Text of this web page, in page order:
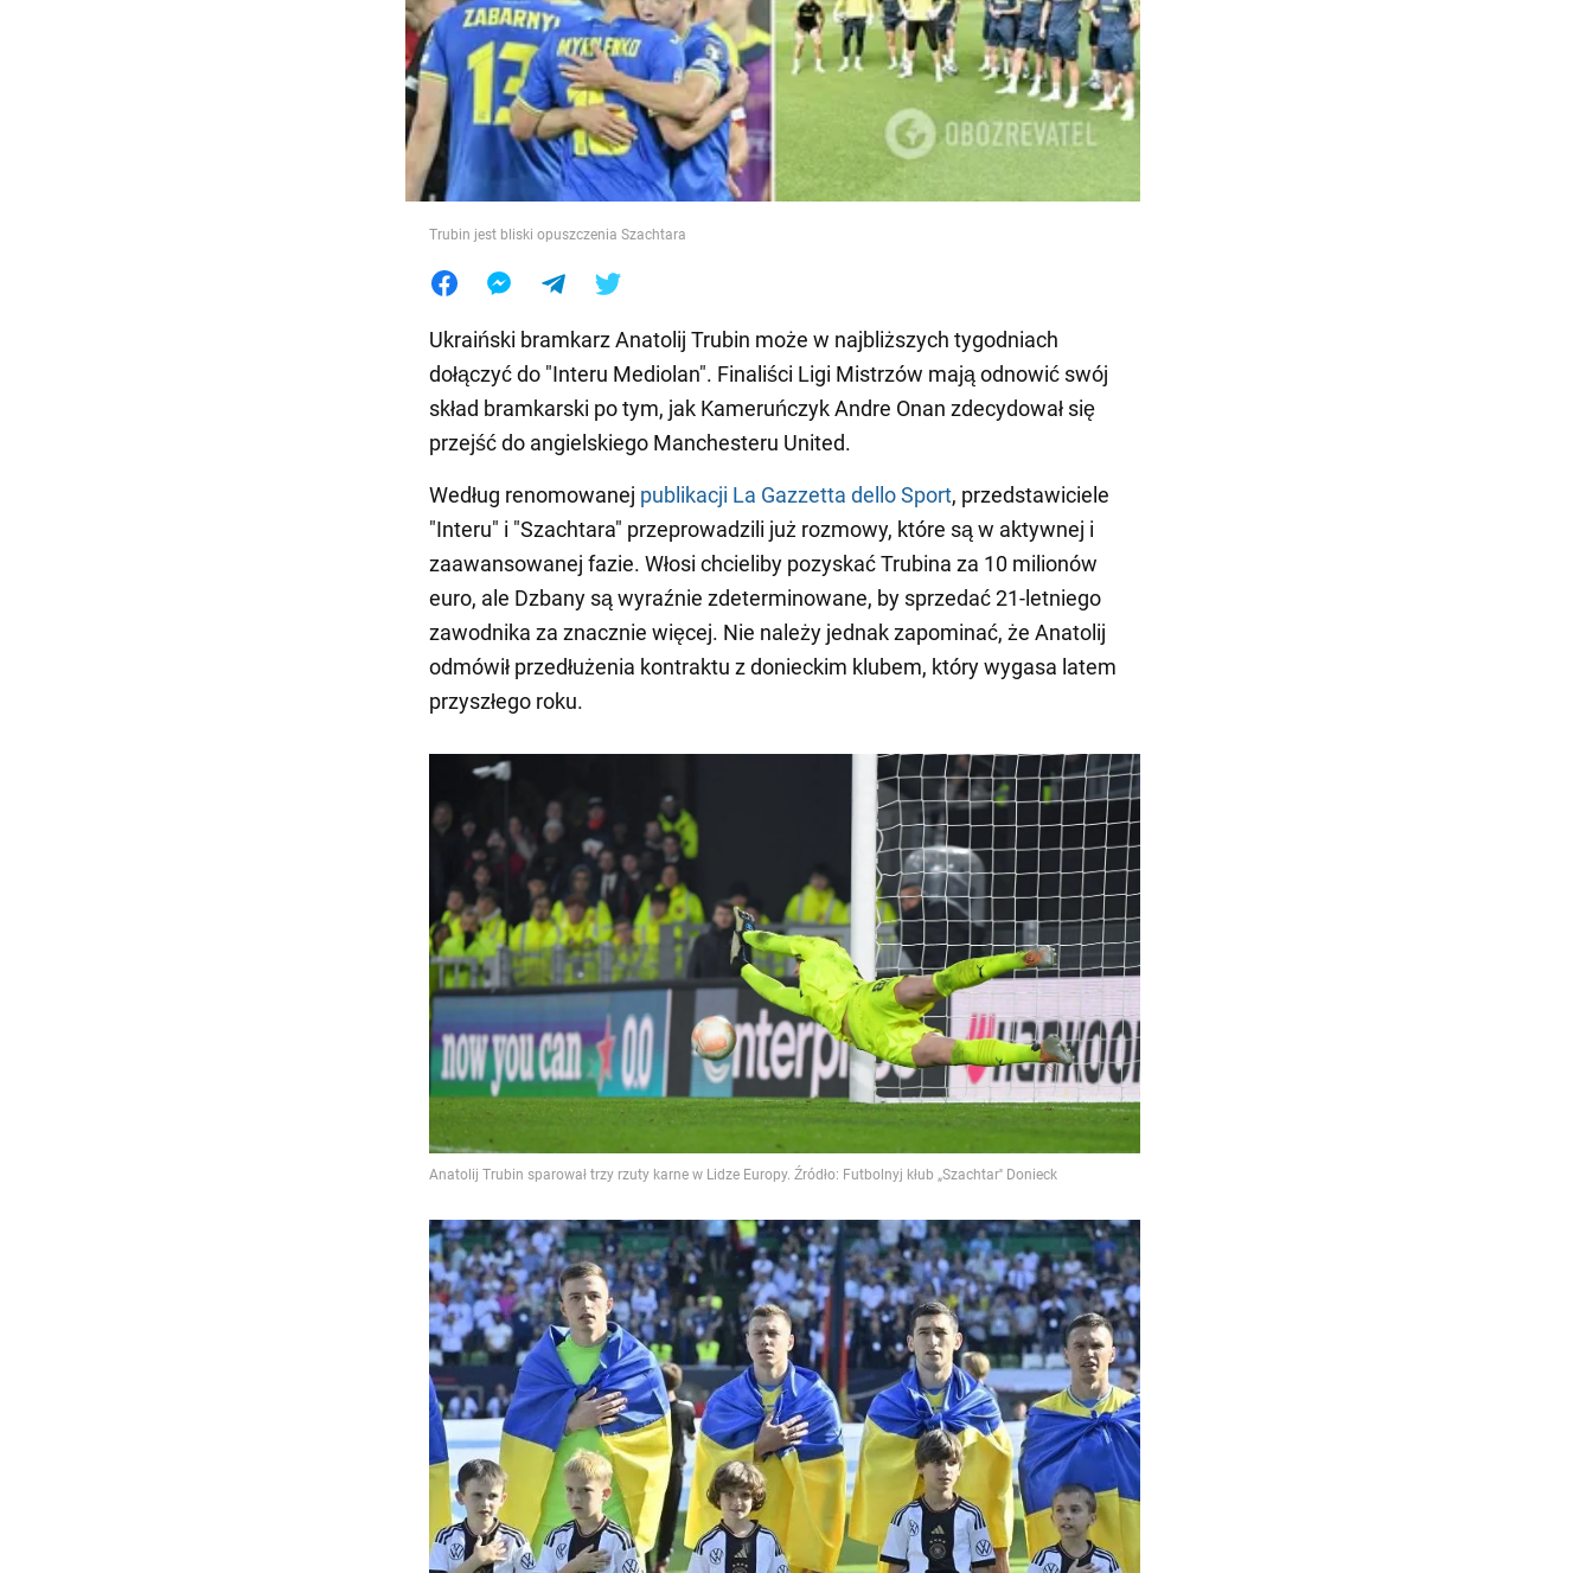
Jedzenie
Trubin jest bliski opuszczenia Szachtara
Ukraiński bramkarz Anatolij Trubin może w najbliższych tygodniach
dołączyć do "Interu Mediolan". Finaliści Ligi Mistrzów mają odnowić swój
skład bramkarski po tym, jak Kameruńczyk Andre Onan zdecydował się
przejść do angielskiego Manchesteru United.
Według renomowanej publikacji La Gazzetta dello Sport, przedstawiciele
"Interu" i "Szachtara" przeprowadzili już rozmowy, które są w aktywnej i
zaawansowanej fazie. Włosi chcieliby pozyskać Trubina za 10 milionów
euro, ale Dzbany są wyraźnie zdeterminowane, by sprzedać 21-letniego
zawodnika za znacznie więcej. Nie należy jednak zapominać, że Anatolij
odmówił przedłużenia kontraktu z donieckim klubem, który wygasa latem
przyszłego roku.